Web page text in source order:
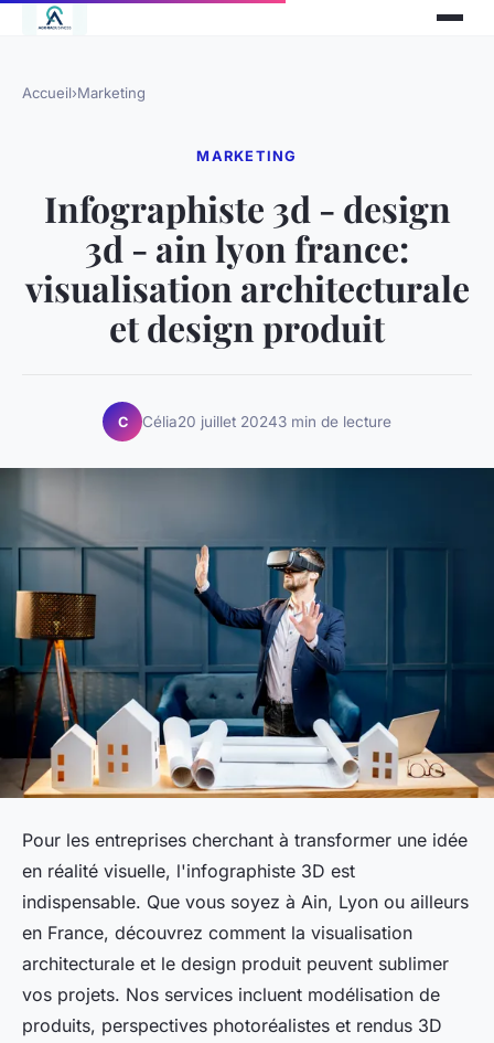
Accueil›Marketing
MARKETING
Infographiste 3d - design
3d - ain lyon france:
visualisation architecturale
et design produit
C Célia20 juillet 20243 min de lecture
Pour les entreprises cherchant à transformer une idée
en réalité visuelle, l'infographiste 3D est
indispensable. Que vous soyez à Ain, Lyon ou ailleurs
en France, découvrez comment la visualisation
architecturale et le design produit peuvent sublimer
vos projets. Nos services incluent modélisation de
produits, perspectives photoréalistes et rendus 3D